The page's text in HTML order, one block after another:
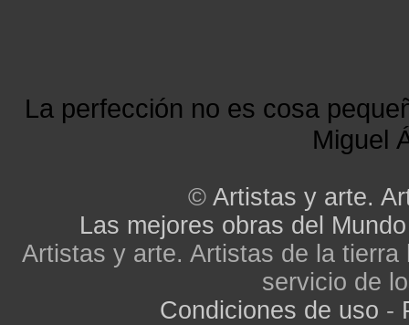
La perfección no es cosa
Miguel
© Artistas y arte.
Las mejores obras del Mundo
Artistas y arte. Artistas de la
servicio de
Condiciones de uso -